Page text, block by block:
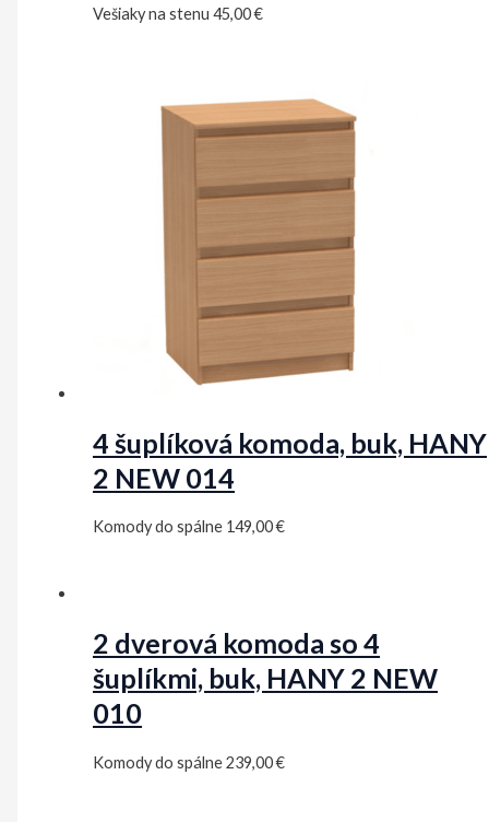
Vešiaky na stenu45,00€
4 šuplíková komoda, buk, HANY
2 NEW 014
Komody do spálne 149,00€
2 dverová komoda so 4
šuplíkmi, buk, HANY 2 NEW
010
Komody do spálne239,00€